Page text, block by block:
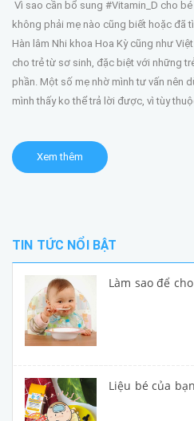
Vì sao cần bổ sung #Vitamin_D cho
không phải mẹ nào cũng biết hoặc đã
Hàn lâm Nhi khoa Hoa Kỳ cũng như
cho trẻ từ sơ sinh, đặc biệt với những
phần. Một số mẹ nhờ mình tư vấn nên
mình thấy ko thể trả lời được, vì tùy
Xem thêm
TIN TỨC NỔI BẬT
Làm sao để
Liệu bé của